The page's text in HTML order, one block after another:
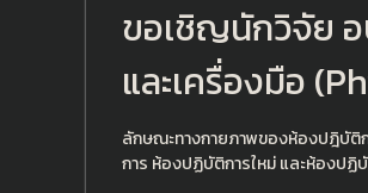
ขอเชิญนักวิจัย
และเครื่องมือ
ลักษณะทางกายภาพของห้องปฎิบัติ
การ ห้องปฏิบัติการใหม่ และห้องปฏิ